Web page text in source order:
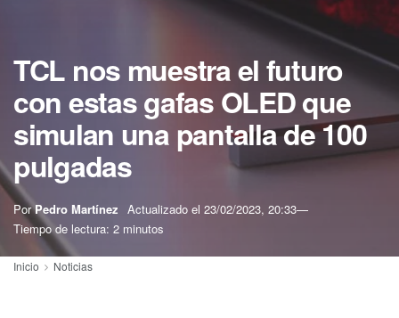
TCL nos muestra el futuro
con estas gafas OLED que
simulan una pantalla de 100
pulgadas
Por Pedro Martínez Actualizado el 23/02/2023, 20:33
Tiempo de lectura: 2 minutos
Inicio Noticias